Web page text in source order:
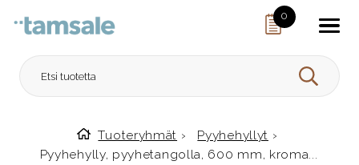
0
HAE
Etusivulle
Tuoteryhmät › Pyyhehyllyt ›
Pyyhehylly, pyyhetangolla, 600 mm, kroma...